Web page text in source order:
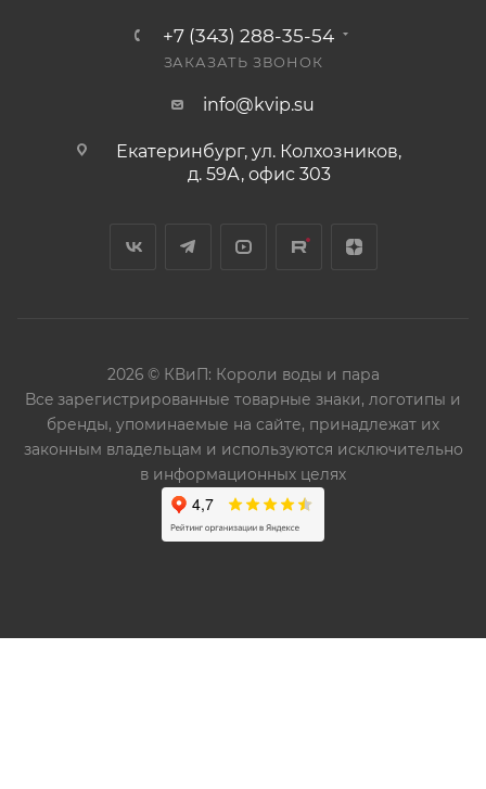
+7 (343) 288-35-54
ЗАКАЗАТЬ ЗВОНОК
info@kvip.su
Екатеринбург, ул. Колхозников,
д. 59А, офис 303
2026 © КВиП: Короли воды и пара
Bce зарегистрированные товарные знаки, логотипы и
бренды, упоминаемые на сайте, принадлежат их
законным владельцам и используются исключительно
в информационных целях